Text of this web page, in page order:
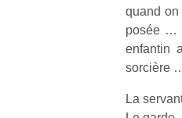
quand
posée …
enfantin
sorcière
La